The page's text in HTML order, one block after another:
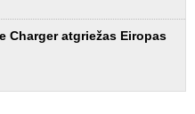
Charger atgriežas Eiropas